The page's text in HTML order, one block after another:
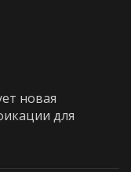
новая
для